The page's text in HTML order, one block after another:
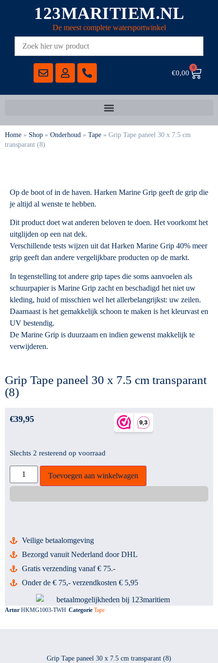
123MARITIEM.NL
De meest complete watersportwinkel
€0,00
0
Home » Shop » Onderhoud » Tape » Grip Tape paneel 30 x 7.5 cm
transparant (8)
Op de boot of in de haven. Harken Marine Grip geeft de grip die
je altijd al wenste te hebben.
Dit product doet wat anderen beloven te doen. Het voorkomt het
uitglijden op een nat dek.
Verschillende tests wijzen uit dat Harken Marine Grip 40% meer
grip geeft dan andere vergelijkbare producten op de markt.
In tegenstelling tot andere grip tapes die soms aanvoelen als
schuurpapier is Marine Grip zacht en beschadigd het niet uw
kleding, huid of misschien wel het allerbelangrijkst: uw zeilen.
Daarnaast is het gemakkelijk schoon te maken is het kleurvast en
UV bestendig.
De Marine Grip is duurzaam en indien gewenst makkelijk te
verwijderen.
Grip Tape paneel 30 x 7.5 cm transparant
(8)
€39,95
Slechts 2 resterend op voorraad
Toevoegen aan winkelwagen
Veilige betaalomgeving
Bezorgd vanuit Nederland door DHL
Gratis verzending vanaf € 75.-
Onder de € 75,- verzendkosten € 5,95
Artnr HKMG1003-TWH Categorie Tape
Grip Tape paneel 30 x 7.5 cm transparant (8)